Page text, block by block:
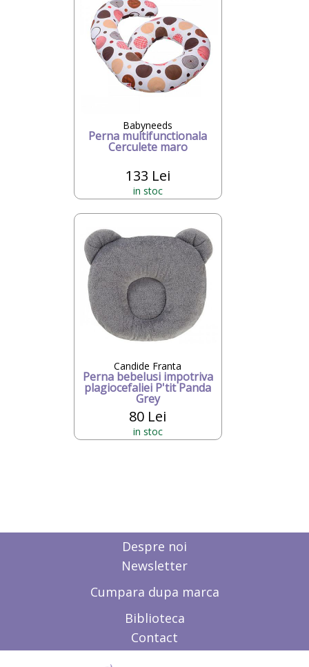
Babyneeds
Perna multifunctionala
Cerculete maro
133 Lei
in stoc
Candide Franta
Perna bebelusi impotriva
plagiocefaliei P'tit Panda
Grey
80 Lei
in stoc
Despre noi
Newsletter
Cumpara dupa marca
Biblioteca
Contact